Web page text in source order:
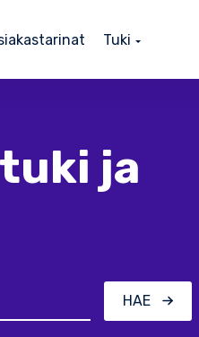
Tuki
ja
HAE